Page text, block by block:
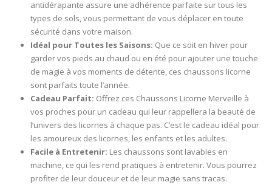
antidérapante assure une adhérence parfaite sur tous les
types de sols, vous permettant de vous déplacer en toute
sécurité dans votre maison.
Idéal pour Toutes les Saisons: Que ce soit en hiver pour
garder vos pieds au chaud ou en été pour ajouter une touche
de magie à vos moments de détente, ces chaussons licorne
sont parfaits toute l’année.
Cadeau Parfait: Offrez ces Chaussons Licorne Merveille à
vos proches pour un cadeau qui leur rappellera la beauté de
l’univers des licornes à chaque pas. C’est le cadeau idéal pour
les amoureux des licornes, les enfants et les adultes.
Facile à Entretenir: Les chaussons sont lavables en
machine, ce qui les rend pratiques à entretenir. Vous pourrez
profiter de leur douceur et de leur magie sans tracas.